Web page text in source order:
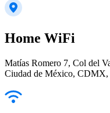
Home WiFi
Matías Romero 7, Col del
Ciudad de México,